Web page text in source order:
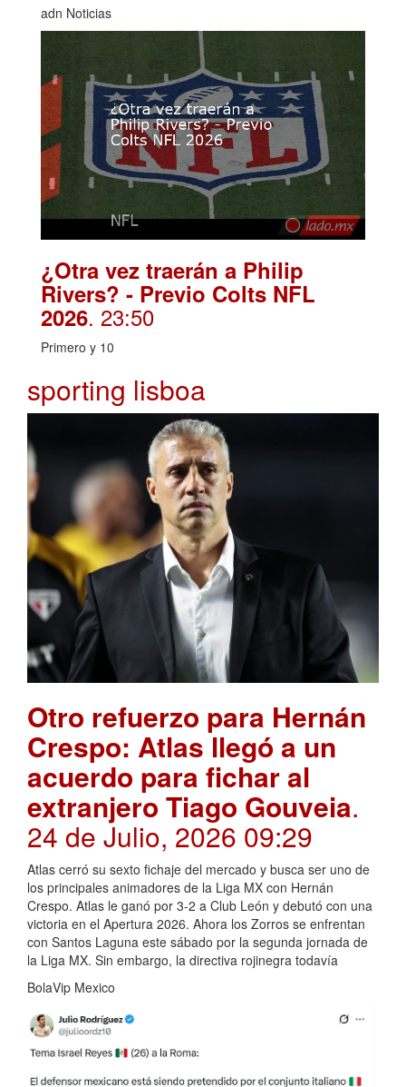
adn Noticias
¿Otra vez traerán a Philip
Rivers? - Previo Colts NFL
2026. 23:50
Primero y 10
sporting lisboa
Otro refuerzo para Hernán
Crespo: Atlas llegó a un
acuerdo para fichar al
extranjero Tiago Gouveia.
24 de Julio, 2026 09:29
Atlas cerró su sexto fichaje del mercado y busca ser uno de
los principales animadores de la Liga MX con Hernán
Crespo. Atlas le ganó por 3-2 a Club León y debutó con una
victoria en el Apertura 2026. Ahora los Zorros se enfrentan
con Santos Laguna este sábado por la segunda jornada de
la Liga MX. Sin embargo, la directiva rojinegra todavía
BolaVip Mexico